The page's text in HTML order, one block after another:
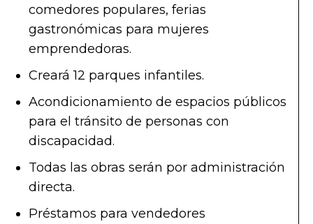
comedores populares, ferias
gastronómicas para mujeres
emprendedoras.
Creará 12 parques infantiles.
Acondicionamiento de espacios públicos
para el tránsito de personas con
discapacidad.
Todas las obras serán por administración
directa.
Préstamos para vendedores